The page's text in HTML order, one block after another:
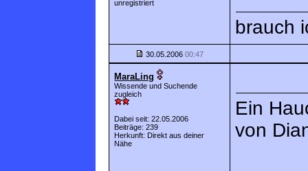
unregistriert
brauch
30.05.200600:47
MaraLing
Wissende und Suchende
zugleich
Dabei seit: 22.05.2006
Beiträge: 239
Herkunft: Direkt aus deiner
Nähe
Ein
von